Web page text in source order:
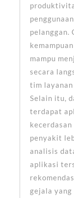
pelanggan.
mampu
secara
tim layanan
Selain itu,
terdapat
penyakit
analisis
aplikasi
gejala